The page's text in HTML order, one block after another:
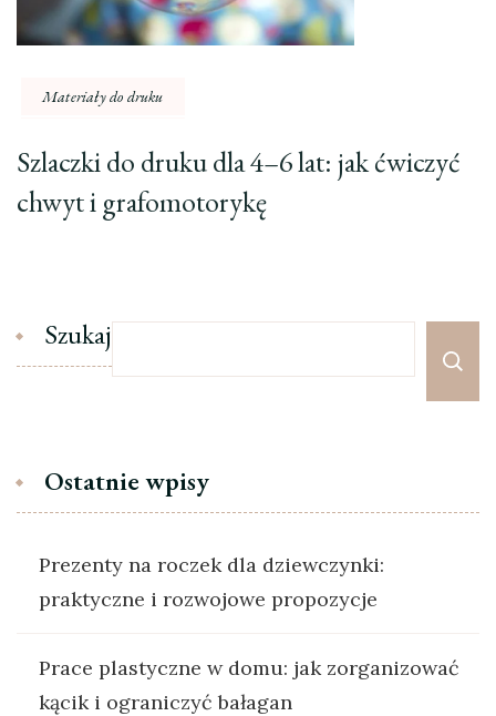
Materiały do druku
Szlaczki do druku dla 4–6 lat: jak ćwiczyć
chwyt i grafomotorykę
Szukaj
Ostatnie wpisy
Prezenty na roczek dla dziewczynki:
praktyczne i rozwojowe propozycje
Prace plastyczne w domu: jak zorganizować
kącik i ograniczyć bałagan